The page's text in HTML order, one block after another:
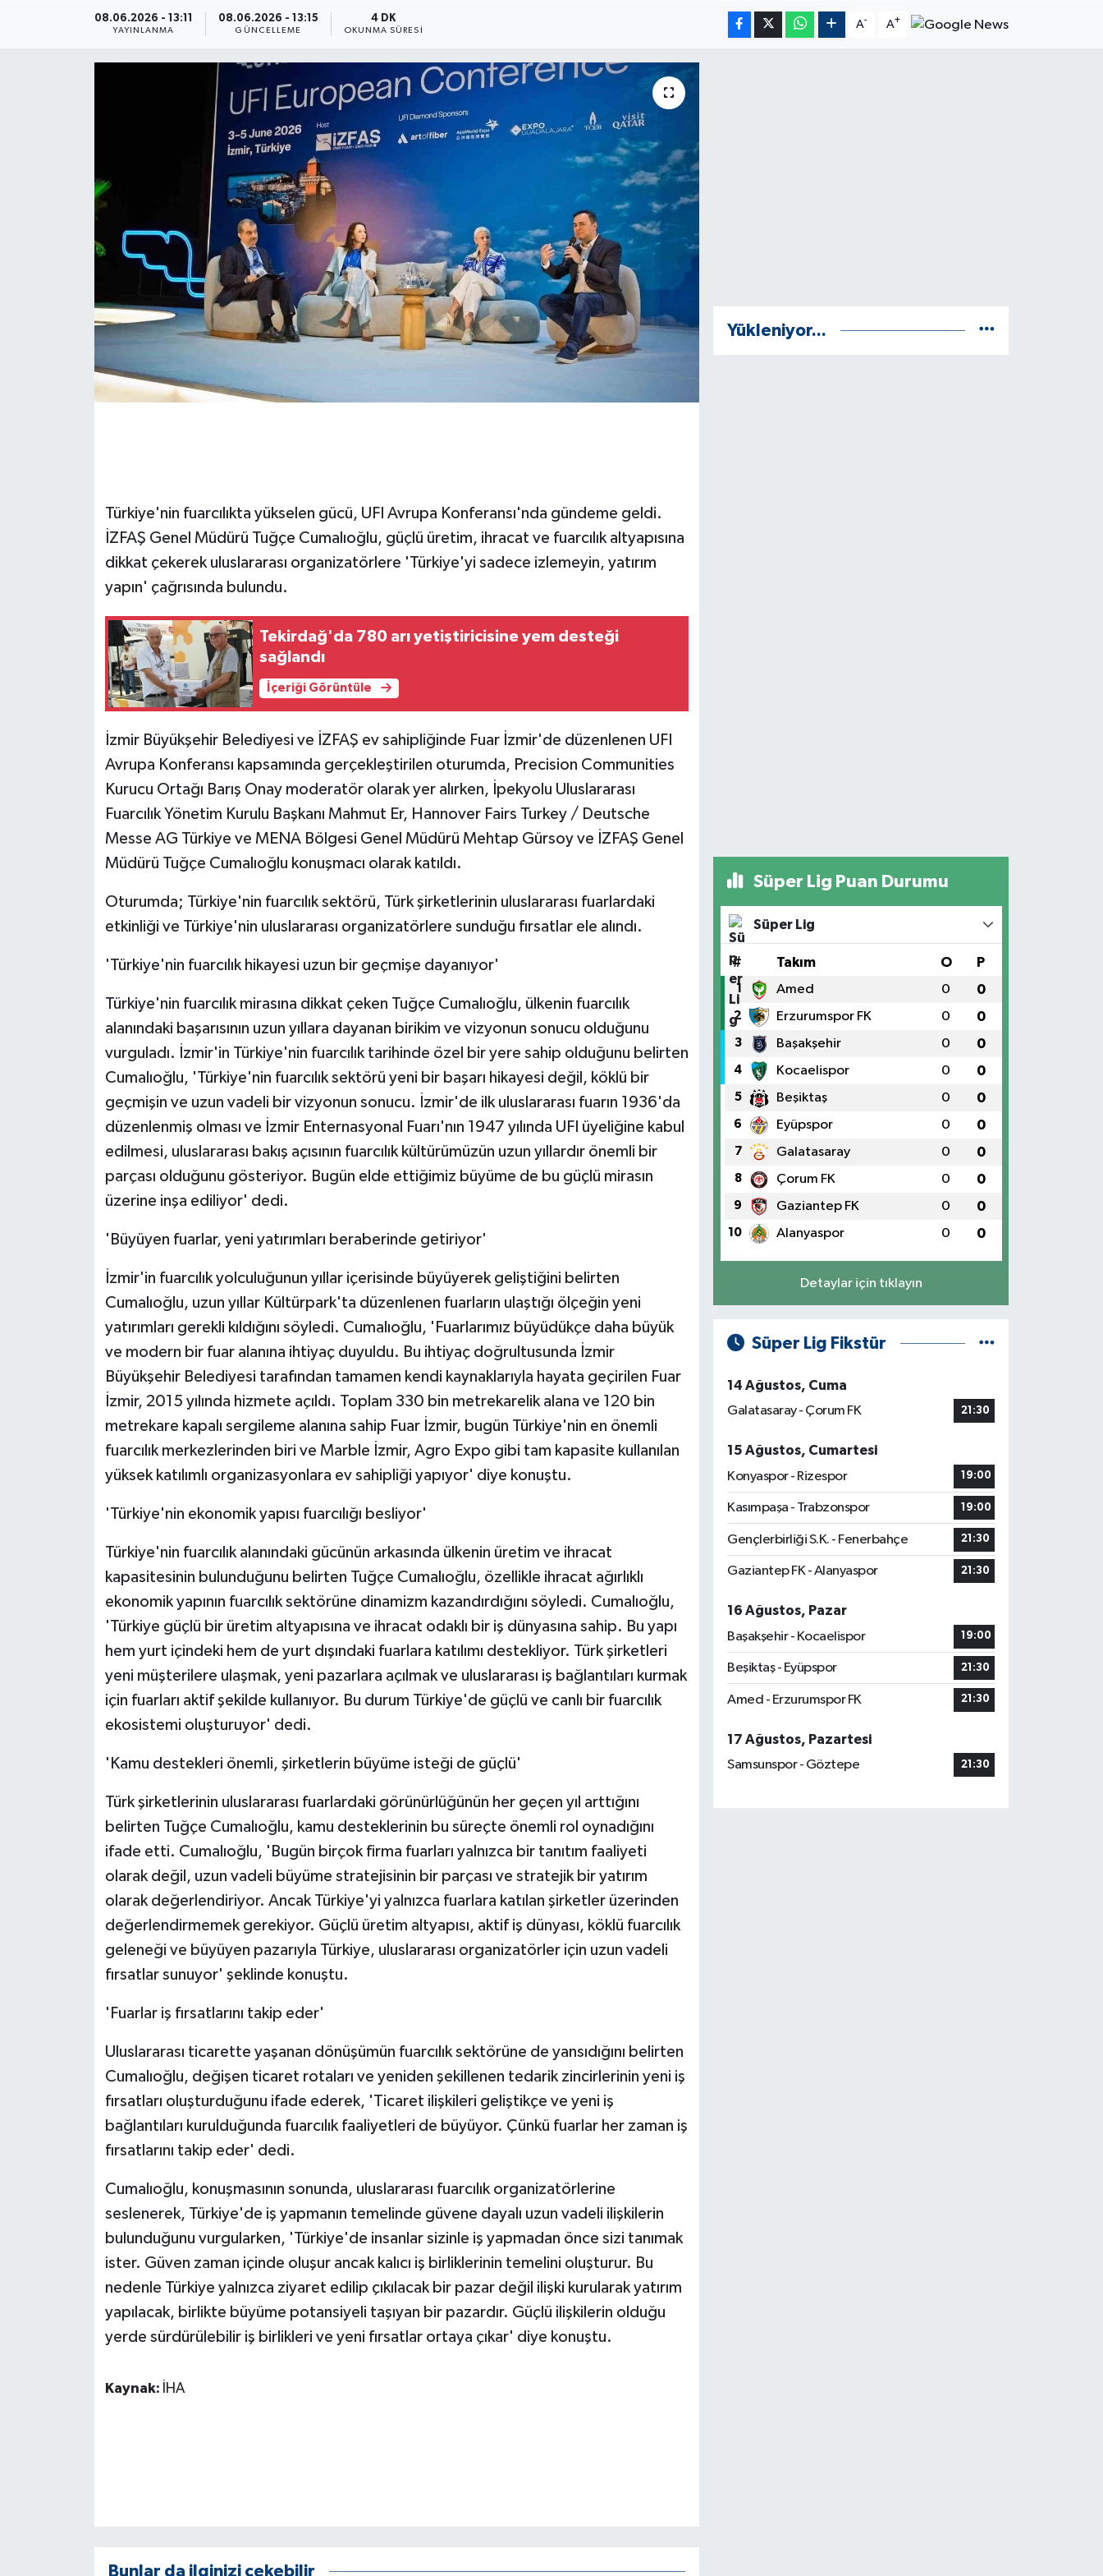
08.06.2026 - 13:11
YAYINLANMA
08.06.2026 - 13:15
GÜNCELLEME
4 DK
OKUNMA SÜRESI
A- A+
Türkiye'nin fuarcılıkta yükselen gücü, UFI Avrupa Konferansı'nda gündeme geldi.
İZFAŞ Genel Müdürü Tuğçe Cumalıoğlu, güçlü üretim, ihracat ve fuarcılık altyapısına
dikkat çekerek uluslararası organizatörlere 'Türkiye'yi sadece izlemeyin, yatırım
yapın' çağrısında bulundu.
Tekirdağ'da 780 arı yetiştiricisine yem desteği
sağlandı
İçeriği Görüntüle
İzmir Büyükşehir Belediyesi ve İZFAŞ ev sahipliğinde Fuar İzmir'de düzenlenen UFI
Avrupa Konferansı kapsamında gerçekleştirilen oturumda, Precision Communities
Kurucu Ortağı Barış Onay moderatör olarak yer alırken, İpekyolu Uluslararası
Fuarcılık Yönetim Kurulu Başkanı Mahmut Er, Hannover Fairs Turkey / Deutsche
Messe AG Türkiye ve MENA Bölgesi Genel Müdürü Mehtap Gürsoy ve İZFAŞ Genel
Müdürü Tuğçe Cumalıoğlu konuşmacı olarak katıldı.
Oturumda; Türkiye'nin fuarcılık sektörü, Türk şirketlerinin uluslararası fuarlardaki
etkinliği ve Türkiye'nin uluslararası organizatörlere sunduğu fırsatlar ele alındı.
'Türkiye'nin fuarcılık hikayesi uzun bir geçmişe dayanıyor'
Türkiye'nin fuarcılık mirasına dikkat çeken Tuğçe Cumalıoğlu, ülkenin fuarcılık
alanındaki başarısının uzun yıllara dayanan birikim ve vizyonun sonucu olduğunu
vurguladı. İzmir'in Türkiye'nin fuarcılık tarihinde özel bir yere sahip olduğunu belirten
Cumalıoğlu, 'Türkiye'nin fuarcılık sektörü yeni bir başarı hikayesi değil, köklü bir
geçmişin ve uzun vadeli bir vizyonun sonucu. İzmir'de ilk uluslararası fuarın 1936'da
düzenlenmiş olması ve İzmir Enternasyonal Fuarı'nın 1947 yılında UFI üyeliğine kabul
edilmesi, uluslararası bakış açısının fuarcılık kültürümüzün uzun yıllardır önemli bir
parçası olduğunu gösteriyor. Bugün elde ettiğimiz büyüme de bu güçlü mirasın
üzerine inşa ediliyor' dedi.
'Büyüyen fuarlar, yeni yatırımları beraberinde getiriyor'
İzmir'in fuarcılık yolculuğunun yıllar içerisinde büyüyerek geliştiğini belirten
Cumalıoğlu, uzun yıllar Kültürpark'ta düzenlenen fuarların ulaştığı ölçeğin yeni
yatırımları gerekli kıldığını söyledi. Cumalıoğlu, 'Fuarlarımız büyüdükçe daha büyük
ve modern bir fuar alanına ihtiyaç duyuldu. Bu ihtiyaç doğrultusunda İzmir
Büyükşehir Belediyesi tarafından tamamen kendi kaynaklarıyla hayata geçirilen Fuar
İzmir, 2015 yılında hizmete açıldı. Toplam 330 bin metrekarelik alana ve 120 bin
metrekare kapalı sergileme alanına sahip Fuar İzmir, bugün Türkiye'nin en önemli
fuarcılık merkezlerinden biri ve Marble İzmir, Agro Expo gibi tam kapasite kullanılan
yüksek katılımlı organizasyonlara ev sahipliği yapıyor' diye konuştu.
'Türkiye'nin ekonomik yapısı fuarcılığı besliyor'
Türkiye'nin fuarcılık alanındaki gücünün arkasında ülkenin üretim ve ihracat
kapasitesinin bulunduğunu belirten Tuğçe Cumalıoğlu, özellikle ihracat ağırlıklı
ekonomik yapının fuarcılık sektörüne dinamizm kazandırdığını söyledi. Cumalıoğlu,
'Türkiye güçlü bir üretim altyapısına ve ihracat odaklı bir iş dünyasına sahip. Bu yapı
hem yurt içindeki hem de yurt dışındaki fuarlara katılımı destekliyor. Türk şirketleri
yeni müşterilere ulaşmak, yeni pazarlara açılmak ve uluslararası iş bağlantıları kurmak
için fuarları aktif şekilde kullanıyor. Bu durum Türkiye'de güçlü ve canlı bir fuarcılık
ekosistemi oluşturuyor' dedi.
'Kamu destekleri önemli, şirketlerin büyüme isteği de güçlü'
Türk şirketlerinin uluslararası fuarlardaki görünürlüğünün her geçen yıl arttığını
belirten Tuğçe Cumalıoğlu, kamu desteklerinin bu süreçte önemli rol oynadığını
ifade etti. Cumalıoğlu, 'Bugün birçok firma fuarları yalnızca bir tanıtım faaliyeti
olarak değil, uzun vadeli büyüme stratejisinin bir parçası ve stratejik bir yatırım
olarak değerlendiriyor. Ancak Türkiye'yi yalnızca fuarlara katılan şirketler üzerinden
değerlendirmemek gerekiyor. Güçlü üretim altyapısı, aktif iş dünyası, köklü fuarcılık
geleneği ve büyüyen pazarıyla Türkiye, uluslararası organizatörler için uzun vadeli
fırsatlar sunuyor' şeklinde konuştu.
'Fuarlar iş fırsatlarını takip eder'
Uluslararası ticarette yaşanan dönüşümün fuarcılık sektörüne de yansıdığını belirten
Cumalıoğlu, değişen ticaret rotaları ve yeniden şekillenen tedarik zincirlerinin yeni iş
fırsatları oluşturduğunu ifade ederek, 'Ticaret ilişkileri geliştikçe ve yeni iş
bağlantıları kurulduğunda fuarcılık faaliyetleri de büyüyor. Çünkü fuarlar her zaman iş
fırsatlarını takip eder' dedi.
Cumalıoğlu, konuşmasının sonunda, uluslararası fuarcılık organizatörlerine
seslenerek, Türkiye'de iş yapmanın temelinde güvene dayalı uzun vadeli ilişkilerin
bulunduğunu vurgularken, 'Türkiye'de insanlar sizinle iş yapmadan önce sizi tanımak
ister. Güven zaman içinde oluşur ancak kalıcı iş birliklerinin temelini oluşturur. Bu
nedenle Türkiye yalnızca ziyaret edilip çıkılacak bir pazar değil ilişki kurularak yatırım
yapılacak, birlikte büyüme potansiyeli taşıyan bir pazardır. Güçlü ilişkilerin olduğu
yerde sürdürülebilir iş birlikleri ve yeni fırsatlar ortaya çıkar' diye konuştu.
Kaynak: İHA
Bunlar da ilginizi çekebilir
Yükleniyor...
Süper Lig Puan Durumu
Süper Lig
# Takım O P
1 Amed 0 0
2 Erzurumspor FK 0 0
3 Başakşehir 0 0
4 Kocaelispor 0 0
5 Beşiktaş 0 0
6 Eyüpspor 0 0
7 Galatasaray 0 0
8 Çorum FK 0 0
9 Gaziantep FK 0 0
10 Alanyaspor 0 0
Detaylar için tıklayın
Süper Lig Fikstür
14 Ağustos, Cuma
Galatasaray - Çorum FK
21:30
15 Ağustos, Cumartesi
Konyaspor - Rizespor
19:00
Kasımpaşa - Trabzonspor 19:00
Gençlerbirliği S.K. - Fenerbahçe 21:30
Gaziantep FK - Alanyaspor 21:30
16 Ağustos, Pazar
Başakşehir - Kocaelispor
19:00
Beşiktaş - Eyüpspor 21:30
Amed - Erzurumspor FK 21:30
17 Ağustos, Pazartesi
Samsunspor - Göztepe
21:30
EKONOMİ
English News
Flaş Haber
Gayrimenkul
HABERDE İNSAN
İş Dünyası
Jandarma
KÜLTÜR SANAT
MAGAZİN
POLİTİKA
TEKNOLOJİ
ÜLKE GÜNDEMİ
Yerel Haberler